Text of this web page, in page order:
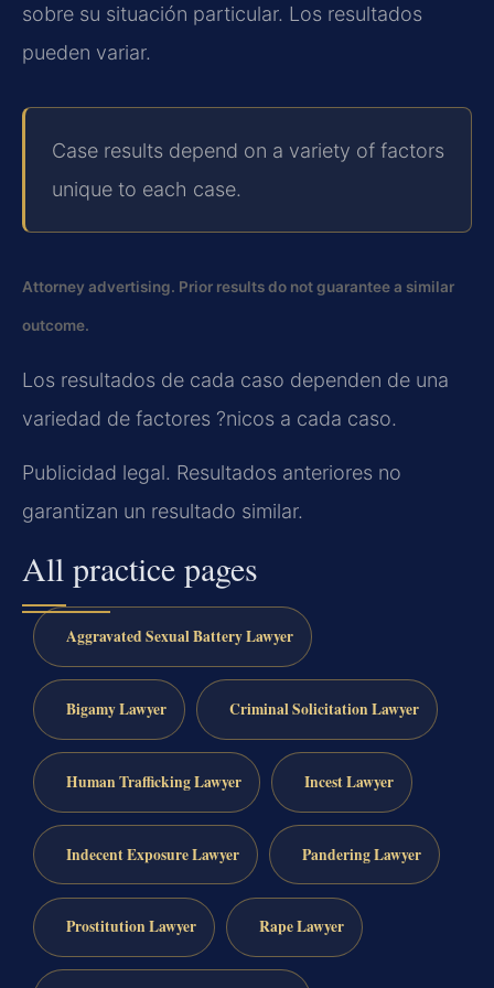
sobre su situación particular. Los resultados
pueden variar.
Case results depend on a variety of factors
unique to each case.
Attorney advertising. Prior results do not guarantee a similar
outcome.
Los resultados de cada caso dependen de una
variedad de factores ?nicos a cada caso.
Publicidad legal. Resultados anteriores no
garantizan un resultado similar.
All practice pages
Aggravated Sexual Battery Lawyer
Bigamy Lawyer Criminal Solicitation Lawyer
Human Trafficking Lawyer Incest Lawyer
Indecent Exposure Lawyer Pandering Lawyer
Prostitution Lawyer Rape Lawyer